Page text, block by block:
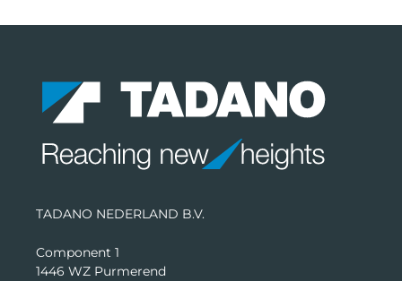
TADANO NEDERLAND B.V.
Component 1
1446 WZ Purmerend